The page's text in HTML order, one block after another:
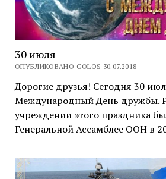
30 июля
ОПУБЛИКОВАНО GOLOS 30.07.2018
Дорогие друзья! Сегодня 30
Международный День дружбы.
учреждении этого праздника
Генеральной Ассамблее ООН в